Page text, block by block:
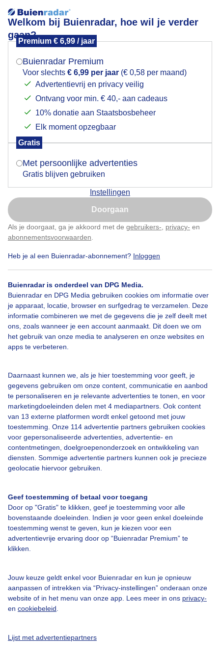
Welkom bij Buienradar, hoe wil je verder
gaan?
Premium € 6,99 / jaar
Buienradar Premium
Voor slechts € 6,99 per jaar (€ 0,58 per maand)
Advertentievrij en privacy veilig
Ontvang voor min. € 40,- aan cadeaus
10% donatie aan Staatsbosbeheer
Elk moment opzegbaar
Gratis
Met persoonlijke advertenties
Gratis blijven gebruiken
Instellingen
Doorgaan
Als je doorgaat, ga je akkoord met de gebruikers- privacy- en
abonnementsvoorwaarden
Heb je al een Buienradar-abonnement? Inloggen
Buienradar is onderdeel van DPG Media.
Buienradar en DPG Media gebruiken cookies om informatie over
je apparaat, locatie, browser en surfgedrag te verzamelen. Deze
informatie combineren we met de gegevens die je zelf deelt met
ons, zoals wanneer je een account aanmaakt. Dit doen we om
het gebruik van onze media te analyseren en onze websites en
apps te verbeteren.
Daarnaast kunnen we, als je hier toestemming voor geeft, je
gegevens gebruiken om onze content, communicatie en aanbod
te personaliseren en je relevante advertenties te tonen, en voor
marketingdoeleinden delen met 4 mediapartners. Ook content
van 13 externe platformen wordt enkel getoond met jouw
toestemming. Onze 114 advertentie partners gebruiken cookies
voor gepersonaliseerde advertenties, advertentie- en
contentmetingen, doelgroepenonderzoek en ontwikkeling van
diensten. Sommige advertentie partners kunnen ook je precieze
geolocatie hiervoor gebruiken.
Geef toestemming of betaal voor toegang
Door op "Gratis" te klikken, geef je toestemming voor alle
bovenstaande doeleinden. Indien je voor geen enkel doeleinde
toestemming wenst te geven, kun je kiezen voor een
advertentievrije ervaring door op “Buienradar Premium” te
klikken.
Jouw keuze geldt enkel voor Buienradar en kun je opnieuw
aanpassen of intrekken via “Privacy-instellingen” onderaan onze
website of in het menu van onze app. Lees meer in ons privacy-
en cookiebeleid
Lijst met advertentiepartners
BOSWANDELING
Door: Nellie Bartels
Bekijk slideshow
Een moment geduld aub...
Over Buienradar
Contact
Toegankelijkheid
Gebruikersvoorwaarden
Buienradar Team
Privacy beleid
Cookie beleid
Gratis weerdata
Mogen we je locatie gebruiken voor het
Indien je hier nog geen akkoord op hebt gegeven,
verschijnt er zo een pop-up uit je browser waarin
Is goed, toon de popup
Nu niet, misschien later
Klik hierom dit aan te passen